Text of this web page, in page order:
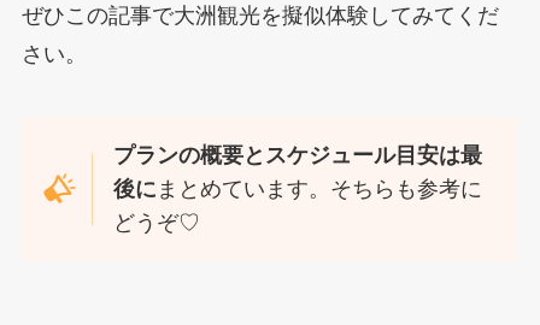
ぜひこの記事で大洲観光を擬似体験してみてくだ
さい。
プランの概要とスケジュール目安は最
後に まとめています。そちらも参考に
どうぞ♡